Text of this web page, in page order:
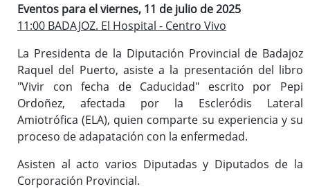
Eventos para el viernes, 11 de julio de 2025
11:00 BADAJOZ. El Hospital - Centro Vivo
La Presidenta de la Diputación Provincial de Badajoz
Raquel del Puerto, asiste a la presentación del libro
"Vivir con fecha de Caducidad" escrito por Pepi
Ordoñez, afectada por la Escleródis Lateral
Amiotrófica (ELA), quien comparte su experiencia y su
proceso de adapatación con la enfermedad.
Asisten al acto varios Diputadas y Diputados de la
Corporación Provincial.